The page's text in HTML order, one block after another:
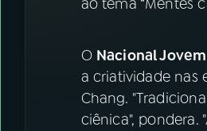
O Nacional Jovem
a criatividade nas
Chang.
ciênica", pondera.